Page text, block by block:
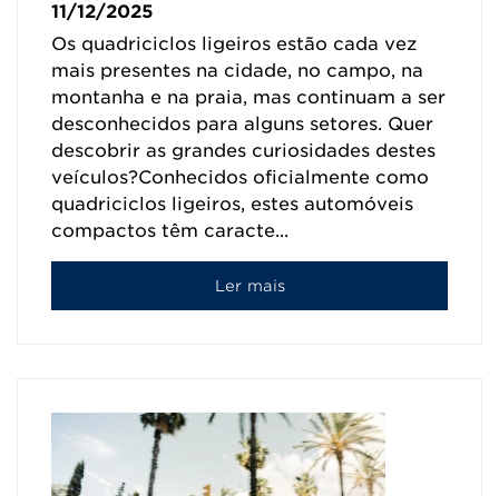
11/12/2025
Os quadriciclos ligeiros estão cada vez
mais presentes na cidade, no campo, na
montanha e na praia, mas continuam a ser
desconhecidos para alguns setores. Quer
descobrir as grandes curiosidades destes
veículos?Conhecidos oficialmente como
quadriciclos ligeiros, estes automóveis
compactos têm caracte...
Ler mais